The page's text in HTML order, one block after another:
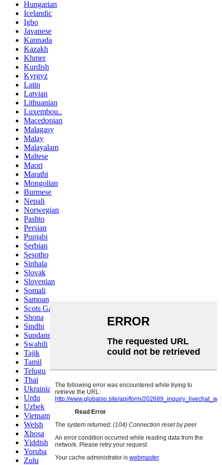
Hungarian
Icelandic
Igbo
Javanese
Kannada
Kazakh
Khmer
Kurdish
Kyrgyz
Latin
Latvian
Lithuanian
Luxembou..
Macedonian
Malagasy
Malay
Malayalam
Maltese
Maori
Marathi
Mongolian
Burmese
Nepali
Norwegian
Pashto
Persian
Punjabi
Serbian
Sesotho
Sinhala
Slovak
Slovenian
Somali
Samoan
Scots Gaelic
Shona
Sindhi
Sundanese
Swahili
Tajik
Tamil
Telugu
Thai
Ukrainian
Urdu
Uzbek
Vietnamese
Welsh
Xhosa
Yiddish
Yoruba
Zulu